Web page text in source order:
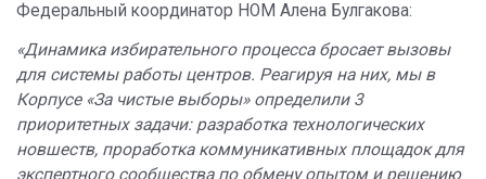
Федеральный координатор НОМ Алена Булгакова:
«Динамика избирательного процесса бросает вызовы
для системы работы центров. Реагируя на них, мы в
Корпусе «За чистые выборы» определили 3
приоритетных задачи: разработка технологических
новшеств, проработка коммуникативных площадок для
экспертного сообщества по обмену опытом и решению